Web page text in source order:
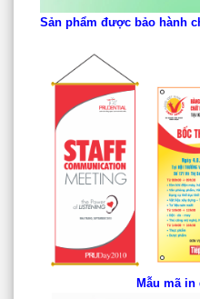
Sản phẩm được bảo hành
Mẫu mã in